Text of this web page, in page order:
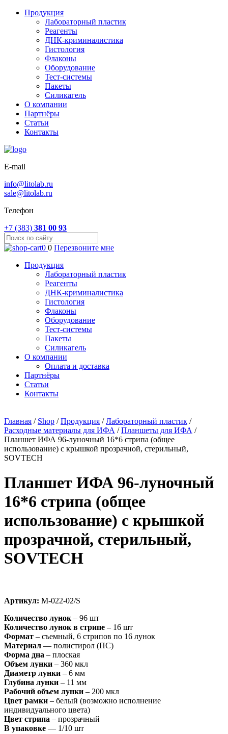
Продукция
Лабораторный пластик
Реагенты
ДНК-криминалистика
Гистология
Флаконы
Оборудование
Тест-системы
Пакеты
Силикагель
О компании
Партнёры
Статьи
Контакты
E-mail
info@litolab.ru
sale@litolab.ru
Телефон
+7 (383) 381 00 93
0 0 Перезвоните мне
Продукция
Лабораторный пластик
Реагенты
ДНК-криминалистика
Гистология
Флаконы
Оборудование
Тест-системы
Пакеты
Силикагель
О компании
Оплата и доставка
Партнёры
Статьи
Контакты
Главная / Shop /Продукция /Лабораторный пластик /
Расходные материалы для ИФА /Планшеты для ИФА /
Планшет ИФА 96-луночный 16*6 стрипа (общее
использование) с крышкой прозрачной, стерильный,
SOVTECH
Планшет ИФА 96-луночный
16*6 стрипа (общее
использование) с крышкой
прозрачной, стерильный,
SOVTECH
Артикул: М-022-02/S
Количество лунок – 96 шт
Количество лунок в стрипе – 16 шт
Формат – съемный, 6 стрипов по 16 лунок
Материал — полистирол (ПС)
Форма дна – плоская
Объем лунки – 360 мкл
Диаметр лунки – 6 мм
Глубина лунки – 11 мм
Рабочий объем лунки – 200 мкл
Цвет рамки – белый (возможно исполнение
индивидуального цвета)
Цвет стрипа – прозрачный
В упаковке — 1/10 шт